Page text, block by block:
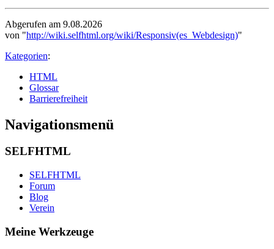
Abgerufen am 9.08.2026
von "http://wiki.selfhtml.org/wiki/Responsiv(es_Webdesign)"
Kategorien:
HTML
Glossar
Barrierefreiheit
Navigationsmenü
SELFHTML
SELFHTML
Forum
Blog
Verein
Meine Werkzeuge